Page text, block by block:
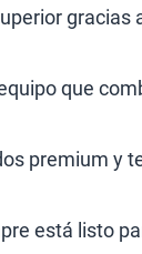
gracias
que
premium y
está listo